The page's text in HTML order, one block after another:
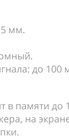
мм.
до 100
в памяти
на